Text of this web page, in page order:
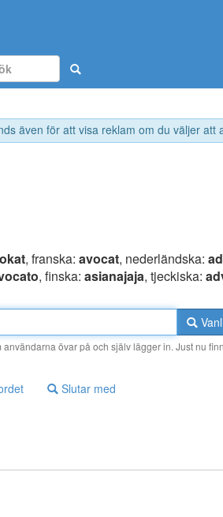
även för att visa reklam om du väljer
, franska: avocat, nederländska:
, finska: asianajaja, tjeckiska:
övar på och själv lägger in. Just nu
Slutar med